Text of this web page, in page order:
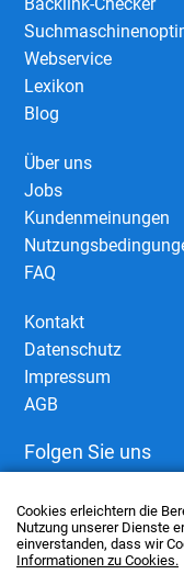
Cookies erleichtern die
Nutzung unserer Dienste
einverstanden, dass wir
Informationen zu Cookies.
Webservice
Lexikon
Blog
Über uns
Jobs
Kundenmeinungen
FAQ
Kontakt
Datenschutz
Impressum
AGB
Folgen Sie uns